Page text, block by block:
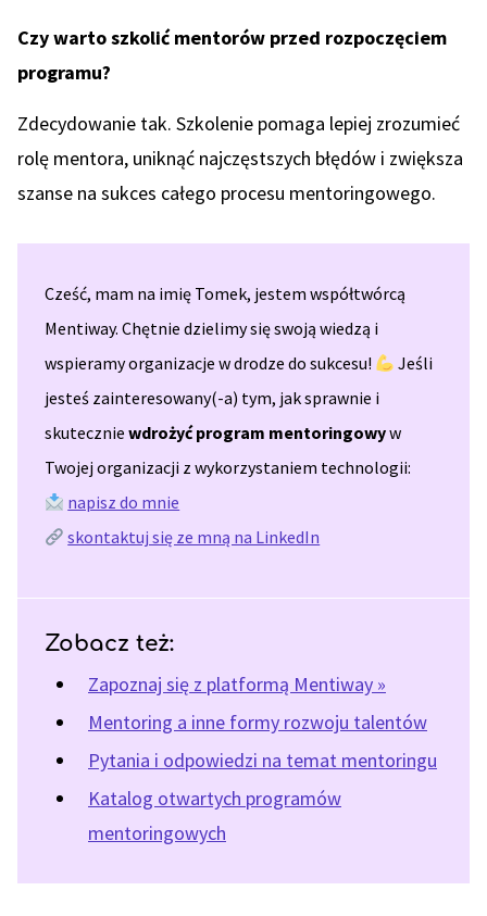
Czy warto szkolić mentorów przed rozpoczęciem
programu?
Zdecydowanie tak. Szkolenie pomaga lepiej zrozumieć
rolę mentora, uniknąć najczęstszych błędów i zwiększa
szanse na sukces całego procesu mentoringowego.
Cześć, mam na imię Tomek, jestem współtwórcą
Mentiway. Chętnie dzielimy się swoją wiedzą i
wspieramy organizacje w drodze do sukcesu!
Jeśli
jesteś zainteresowany(-a) tym, jak sprawnie i
skutecznie wdrożyć program mentoringowyw
Twojej organizacji z wykorzystaniem technologii:
napisz do mnie
skontaktuj się ze mną na LinkedIn
Zobacz też:
Zapoznaj się z platformą Mentiway »
Mentoring a inne formy rozwoju talentów
Pytania i odpowiedzi na temat mentoringu
Katalog otwartych programów
mentoringowych